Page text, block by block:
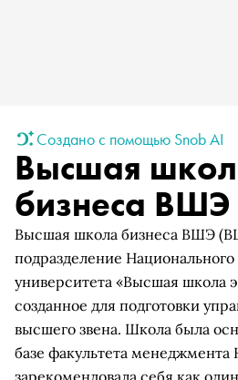
Создано с помощью Snob AI
Высшая
бизнеса ВШЭ
Высшая школа бизнеса ВШЭ
подразделение Национального
университета «Высшая школа
созданное для подготовки
высшего звена. Школа была
базе факультета
зарекомендовала себя как